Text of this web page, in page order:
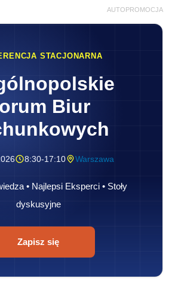
AUTOPROMOCJA
STACJONARNA
Biur
8:30-17:10 Warszawa
• Najlepsi Eksperci • Stoły
dyskusyjne
Zapisz się